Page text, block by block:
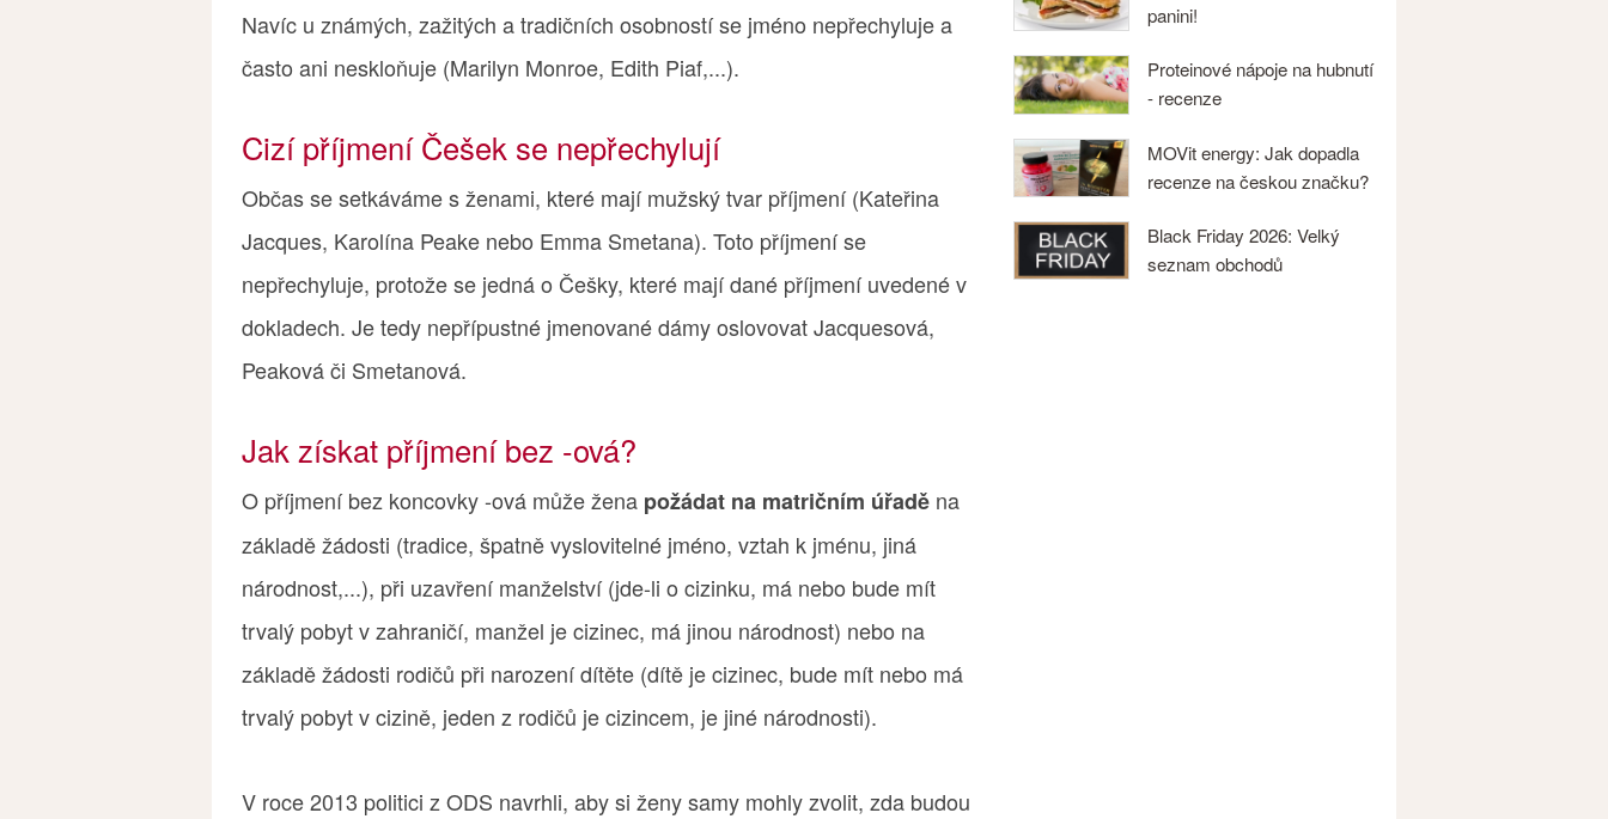
Navíc u známých, zažitých a tradičních osobností se jméno nepřechyluje a
často ani neskloňuje (Marilyn Monroe, Edith Piaf,...).
Cizí příjmení Češek se nepřechylují
Občas se setkáváme s ženami, které mají mužský tvar příjmení (Kateřina
Jacques, Karolína Peake nebo Emma Smetana). Toto příjmení se
nepřechyluje, protože se jedná o Češky, které mají dané příjmení uvedené v
dokladech. Je tedy nepřípustné jmenované dámy oslovovat Jacquesová,
Peaková či Smetanová.
Jak získat příjmení bez -ová?
O příjmení bez koncovky -ová může žena požádat na matričním úřadě na
základě žádosti (tradice, špatně vyslovitelné jméno, vztah k jménu, jiná
národnost,...), při uzavření manželství (jde-li o cizinku, má nebo bude mít
trvalý pobyt v zahraničí, manžel je cizinec, má jinou národnost) nebo na
základě žádosti rodičů při narození dítěte (dítě je cizinec, bude mít nebo má
trvalý pobyt v cizině, jeden z rodičů je cizincem, je jiné národnosti).
V roce 2013 politici z ODS navrhli, aby si ženy samy mohly zvolit, zda budou
panini!
Proteinové nápoje na hubnutí
- recenze
MOVit energy: Jak dopadla
recenze na českou značku?
Black Friday 2026: Velký
seznam obchodů